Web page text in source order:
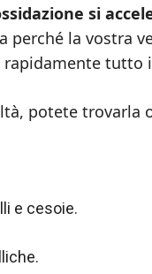
si
perché la vostra
tutto
potete trovarla
e cesoie.